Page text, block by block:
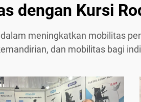
dengan Kursi
meningkatkan mobilitas
dan mobilitas bagi